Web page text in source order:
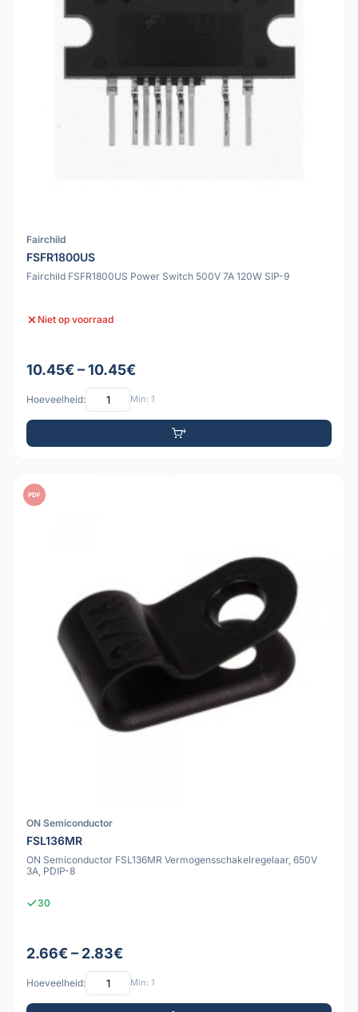
Fairchild
FSFR1800US
Fairchild FSFR1800US Power Switch 500V 7A 120W SIP-9
Niet op voorraad
10.45€ – 10.45€
Hoeveelheid: Min: 1
PDF
ON Semiconductor
FSL136MR
ON Semiconductor FSL136MR Vermogensschakelregelaar, 650V
3A, PDIP-8
30
2.66€ – 2.83€
Hoeveelheid: Min: 1